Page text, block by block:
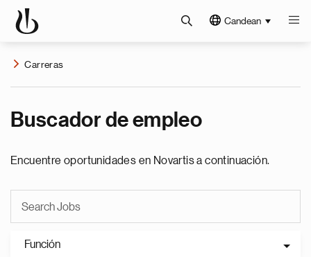
Candean
Carreras
Buscador de empleo
Encuentre oportunidades en Novartis a continuación.
Función